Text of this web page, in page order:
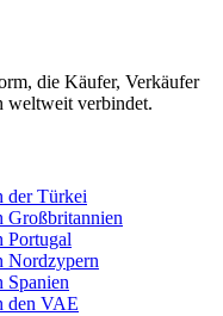
die Käufer, Verkäufer
weltweit verbindet.
der Türkei
Großbritannien
Portugal
Nordzypern
Spanien
den VAE